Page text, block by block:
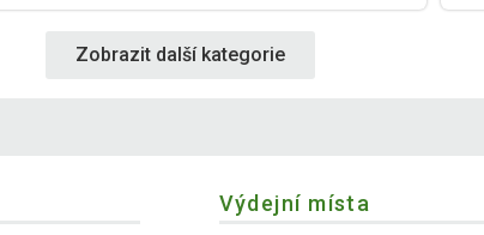
Zobrazit další kategorie
Výdejní místa